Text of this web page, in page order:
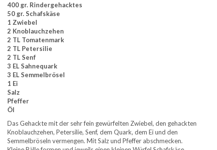
400 gr. Rindergehacktes
50 gr. Schafskäse
1 Zwiebel
2 Knoblauchzehen
2 TL Tomatenmark
2 TL Petersilie
2 TL Senf
3 EL Sahnequark
3 EL Semmelbrösel
1 Ei
Salz
Pfeffer
Öl
Das Gehackte mit der sehr fein gewürfelten Zwiebel, den gehackten
Knoblauchzehen, Petersilie, Senf, dem Quark, dem Ei und den
Semmelbröseln vermengen. Mit Salz und Pfeffer abschmecken.